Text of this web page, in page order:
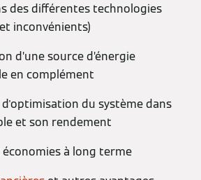
des différentes technologies
inconvénients)
d’une source d’énergie
en complément
du système dans
et son rendement
à long terme